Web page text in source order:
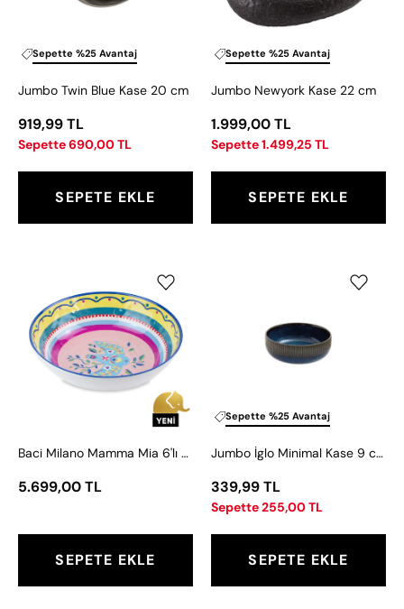
Sepette %25 Avantaj
cm
Jumbo Twin Blue Kase 20 cm
919,99 TL
Sepette 690,00 TL
SEPETE EKLE
Sepette %25 Avantaj
Jumbo Newyork Kase 22 cm
1.999,00 TL
Sepette 1.499,25 TL
SEPETE EKLE
Milano
Mamma
Mia
6'lı
Kuş
Desenli
23
Baci Milano Mamma Mia 6'lı Kuş Desenli Kase Seti 23 cm
5.699,00 TL
SEPETE EKLE
Sepette %25 Avantaj
Kase
9
Jumbo İglo Minimal Kase 9 cm
339,99 TL
Sepette 255,00 TL
SEPETE EKLE